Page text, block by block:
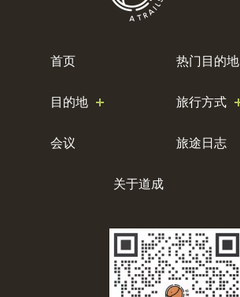
首页 热门目的地
目的地 旅行方式
会议 旅途日志
关于道成